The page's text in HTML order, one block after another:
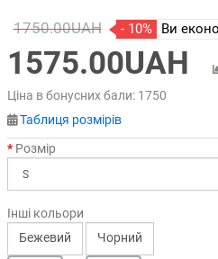
1750.00UAH - 10% Ви
1575.00UAH
Ціна в бонусних бали: 1750
Таблиця розмірів
Розмір
Інші кольори
Бежевий
Чорний